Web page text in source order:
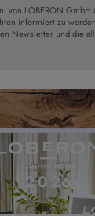
von LOBERON
informiert zu
Newsletter und die